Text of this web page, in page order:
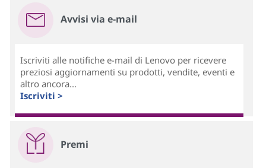
Avvisi via e-mail
Iscriviti alle notifiche e-mail di Lenovo per ricevere
preziosi aggiornamenti su prodotti, vendite, eventi e
altro ancora...
Iscriviti >
Premi